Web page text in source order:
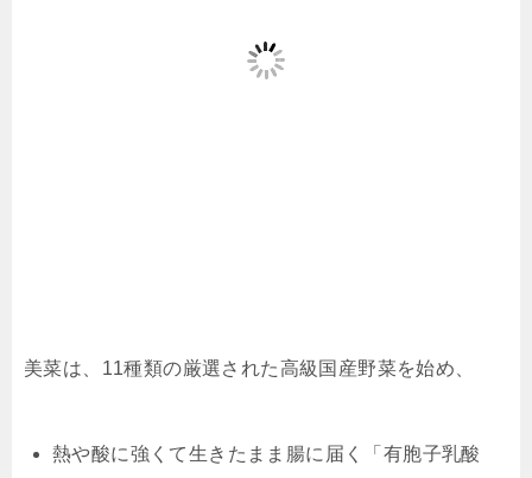
美菜は、11種類の厳選された高級国産野菜を始め、
熱や酸に強くて生きたまま腸に届く「有胞子乳酸